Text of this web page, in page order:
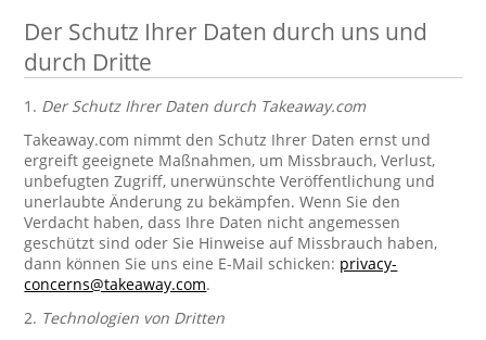
Der Schutz Ihrer Daten durch uns und
durch Dritte
1. Der Schutz Ihrer Daten durch Takeaway.com
Takeaway.com nimmt den Schutz Ihrer Daten ernst und
ergreift geeignete Maßnahmen, um Missbrauch, Verlust,
unbefugten Zugriff, unerwünschte Veröffentlichung und
unerlaubte Änderung zu bekämpfen. Wenn Sie den
Verdacht haben, dass Ihre Daten nicht angemessen
geschützt sind oder Sie Hinweise auf Missbrauch haben,
dann können Sie uns eine E-Mail schicken: privacy-
concerns@takeaway.com.
2. Technologien von Dritten